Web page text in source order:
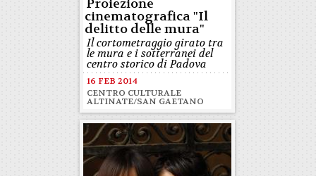
Proiezione
cinematografica "Il
delitto delle mura"
Il cortometraggio girato tra
le mura e i sotterranei del
centro storico di Padova
16 FEB 2014
CENTRO CULTURALE
ALTINATE/SAN GAETANO